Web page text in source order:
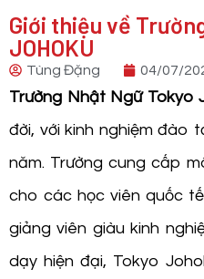
Giới thiệu về
JOHOKU
Tùng Đặng 04/07/
Trường Nhật Ngữ Tokyo
đời, với kinh nghiệm đào
năm. Trường cung cấp
cho các học viên quốc
giảng viên giàu kinh
dạy hiện đại, Tokyo